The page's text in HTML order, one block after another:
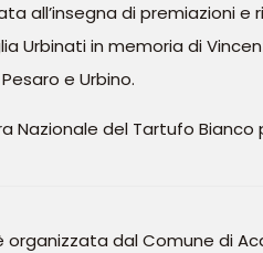
all’insegna di premiazioni
Urbinati in memoria di
e Urbino.
Nazionale del Tartufo Bianco
organizzata dal Comune di